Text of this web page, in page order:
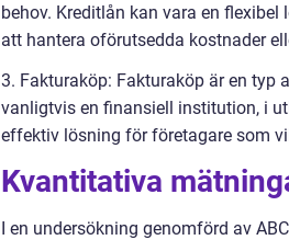
behov. Kreditlån kan vara en
att hantera oförutsedda kostnader
3. Fakturaköp: Fakturaköp är en typ
vanligtvis en finansiell institution, i
effektiv lösning för företagare som
Kvantitativa
I en undersökning genomförd av